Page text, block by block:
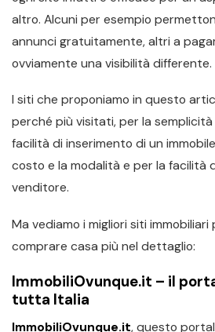
altro. Alcuni per esempio
annunci gratuitamente, altri a
ovviamente una visibilità differente.
I siti che proponiamo in questo
perché più visitati, per la semplicità
facilità di inserimento di un
costo e la modalità e per la facilità
venditore.
Ma vediamo i migliori siti
comprare casa più nel dettaglio:
ImmobiliOvunque.it – il
tutta Italia
ImmobiliOvunque.it, questo